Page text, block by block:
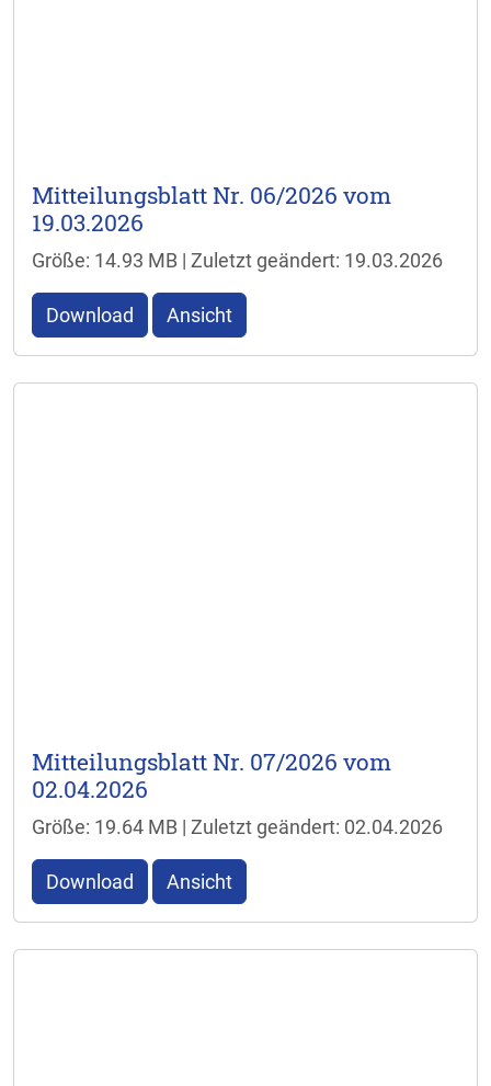
Mitteilungsblatt Nr. 06/2026 vom
19.03.2026
Größe: 14.93 MB | Zuletzt geändert: 19.03.2026
Download Ansicht
Mitteilungsblatt Nr. 07/2026 vom
02.04.2026
Größe: 19.64 MB | Zuletzt geändert: 02.04.2026
Download Ansicht